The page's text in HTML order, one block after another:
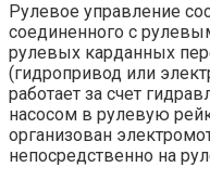
Рулевое управление
соединенного с
рулевых карданных
(гидропривод или
работает за счет
насосом в рулевую
организован
непосредственно на